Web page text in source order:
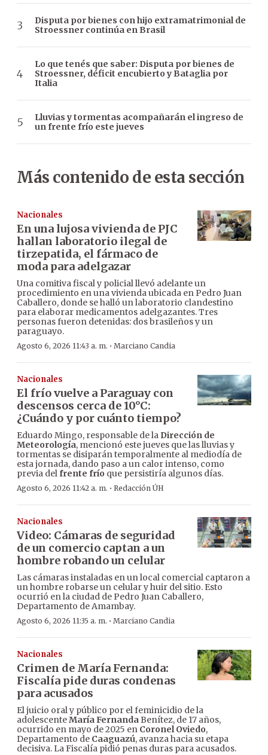
Disputa por bienes con hijo extramatrimonial de
Stroessner continúa en Brasil
Lo que tenés que saber: Disputa por bienes de
Stroessner, déficit encubierto y Bataglia por
Italia
Lluvias y tormentas acompañarán el ingreso de
un frente frío este jueves
Más contenido de esta sección
Nacionales
En una lujosa vivienda de PJC
hallan laboratorio ilegal de
tirzepatida, el fármaco de
moda para adelgazar
Una comitiva fiscal y policial llevó adelante un
procedimiento en una vivienda ubicada en Pedro Juan
Caballero, donde se halló un laboratorio clandestino
para elaborar medicamentos adelgazantes. Tres
personas fueron detenidas: dos brasileños y un
paraguayo.
Agosto 6, 2026 11:43 a. m. · Marciano Candia
Nacionales
El frío vuelve a Paraguay con
descensos cerca de 10°C:
¿Cuándo y por cuánto tiempo?
Eduardo Mingo, responsable de la Dirección de
Meteorología, mencionó este jueves que las lluvias y
tormentas se disiparán temporalmente al mediodía de
esta jornada, dando paso a un calor intenso, como
previa delfrente frío que persistiría algunos días.
Agosto 6, 2026 11:42 a. m. · Redacción ÚH
Nacionales
Video: Cámaras de seguridad
de un comercio captan a un
hombre robando un celular
Las cámaras instaladas en un local comercial captaron a
un hombre robarse un celular y huir del sitio. Esto
ocurrió en la ciudad de Pedro Juan Caballero,
Departamento de Amambay.
Agosto 6, 2026 11:35 a. m. · Marciano Candia
Nacionales
Crimen de María Fernanda:
Fiscalía pide duras condenas
para acusados
El juicio oral y público por el feminicidio de la
adolescenteMaría FernandaBenítez, de 17 años,
ocurrido en mayo de 2025 en Coronel Oviedo,
Departamento de Caaguazú, avanza hacia su etapa
decisiva. La Fiscalía pidió penas duras para acusados.